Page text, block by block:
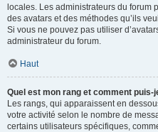
locales. Les administrateurs du forum
des avatars et des méthodes qu’ils
Si vous ne pouvez pas utiliser
administrateur du forum.
Haut
Quel est mon rang et comment puis-
Les rangs, qui apparaissent en
votre activité selon le nombre de
certains utilisateurs spécifiques,